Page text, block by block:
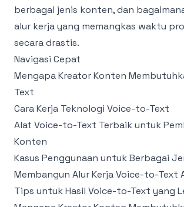
berbagai jenis konten, dan
alur kerja yang memangkas waktu
secara drastis.
Navigasi Cepat
Mengapa Kreator Konten
Text
Cara Kerja Teknologi Voice-to-Text
Alat Voice-to-Text Terbaik untuk
Konten
Kasus Penggunaan untuk Berbagai
Membangun Alur Kerja Voice-to-Text
Tips untuk Hasil Voice-to-Text yang